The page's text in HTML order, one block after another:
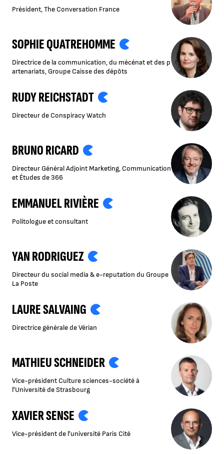
Président, The Conversation France
SOPHIE QUATREHOMME
Directrice de la communication, du mécénat et des p
artenariats, Groupe Caisse des dépôts
RUDY REICHSTADT
Directeur de Conspiracy Watch
BRUNO RICARD
Directeur Général Adjoint Marketing, Communication
et Études de 366
EMMANUEL RIVIÈRE
Politologue et consultant
YAN RODRIGUEZ
Directeur du social media & e-reputation du Groupe
La Poste
LAURE SALVAING
Directrice générale de Vérian
MATHIEU SCHNEIDER
Vice-président Culture sciences-société à
l'Université de Strasbourg
XAVIER SENSE
Vice-président de l'université Paris Cité